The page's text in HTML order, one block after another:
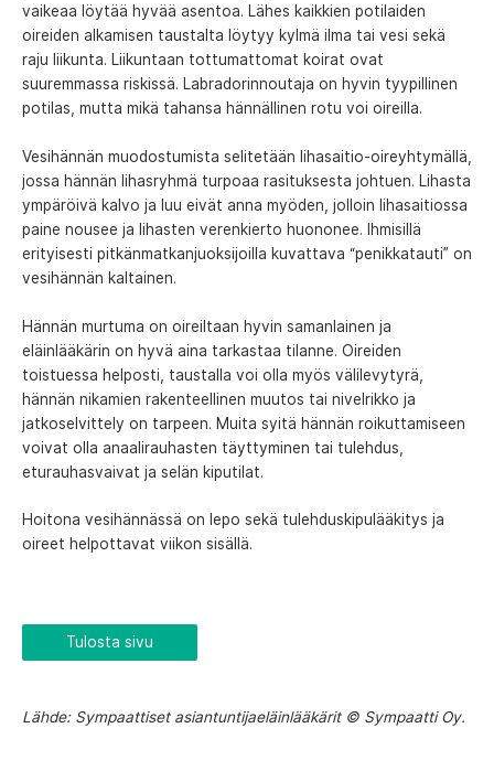
vaikeaa löytää hyvää asentoa. Lähes kaikkien potilaiden
oireiden alkamisen taustalta löytyy kylmä ilma tai vesi sekä
raju liikunta. Liikuntaan tottumattomat koirat ovat
suuremmassa riskissä. Labradorinnoutaja on hyvin tyypillinen
potilas, mutta mikä tahansa hännällinen rotu voi oireilla.
Vesihännän muodostumista selitetään lihasaitio-oireyhtymällä,
jossa hännän lihasryhmä turpoaa rasituksesta johtuen. Lihasta
ympäröivä kalvo ja luu eivät anna myöden, jolloin lihasaitiossa
paine nousee ja lihasten verenkierto huononee. Ihmisillä
erityisesti pitkänmatkanjuoksijoilla kuvattava “penikkatauti” on
vesihännän kaltainen.
Hännän murtuma on oireiltaan hyvin samanlainen ja
eläinlääkärin on hyvä aina tarkastaa tilanne. Oireiden
toistuessa helposti, taustalla voi olla myös välilevytyrä,
hännän nikamien rakenteellinen muutos tai nivelrikko ja
jatkoselvittely on tarpeen. Muita syitä hännän roikuttamiseen
voivat olla anaalirauhasten täyttyminen tai tulehdus,
eturauhasvaivat ja selän kiputilat.
Hoitona vesihännässä on lepo sekä tulehduskipulääkitys ja
oireet helpottavat viikon sisällä.
Tulosta sivu
Lähde: Sympaattiset asiantuntijaeläinlääkärit © Sympaatti Oy.